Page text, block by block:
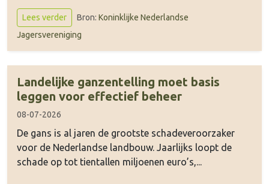
Lees verder Bron: Koninklijke Nederlandse
Jagersvereniging
Landelijke ganzentelling moet basis
leggen voor effectief beheer
08-07-2026
De gans is al jaren de grootste schadeveroorzaker
voor de Nederlandse landbouw. Jaarlijks loopt de
schade op tot tientallen miljoenen euro’s,...